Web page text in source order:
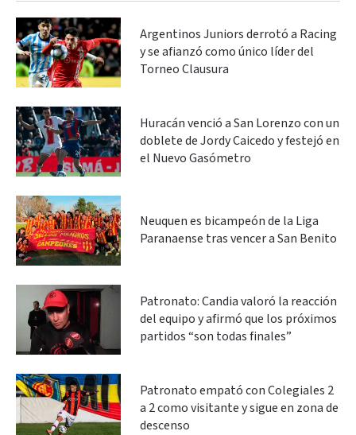
Argentinos Juniors derrotó a Racing
y se afianzó como único líder del
Torneo Clausura
Huracán venció a San Lorenzo con un
doblete de Jordy Caicedo y festejó en
el Nuevo Gasómetro
Neuquen es bicampeón de la Liga
Paranaense tras vencer a San Benito
Patronato: Candia valoró la reacción
del equipo y afirmó que los próximos
partidos “son todas finales”
Patronato empató con Colegiales 2
a 2 como visitante y sigue en zona de
descenso